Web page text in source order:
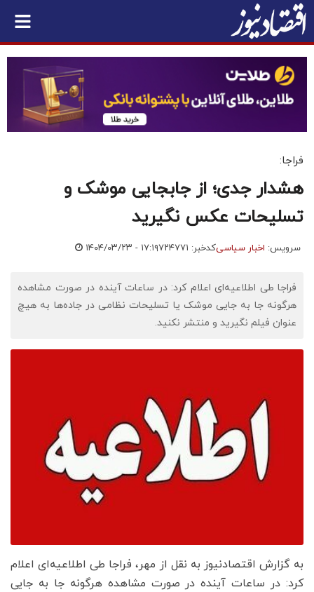
فراجا:
هشدار جدی؛ از جابجایی موشک و
تسلیحات عکس نگیرید
سرویس: اخبار سیاسیکدخبر: ۷۲۴۷۷۱ ۱۴۰۴/۰۳/۲۳ - ۱۷:۱۹
فراجا طی اطلاعیه‌ای اعلام کرد: در ساعات آینده در صورت مشاهده
هرگونه جا به جایی موشک یا تسلیحات نظامی در جاده‌ها به هیچ
عنوان فیلم نگیرید و منتشر نکنید.
به گزارش اقتصادنیوز به نقل از مهر، فراجا طی اطلاعیه‌ای اعلام
کرد: در ساعات آینده در صورت مشاهده هرگونه جا به جایی